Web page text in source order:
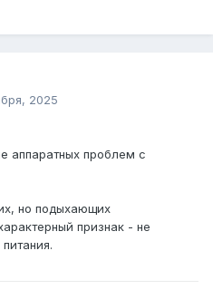
2025
аппаратных проблем с
но подыхающих
признак - не